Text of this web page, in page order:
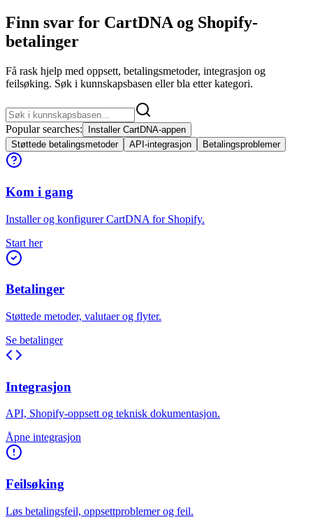
Finn svar for CartDNA og Shopify-
betalinger
Få rask hjelp med oppsett, betalingsmetoder, integrasjon og
feilsøking. Søk i kunnskapsbasen eller bla etter kategori.
Popular searches:
Installer CartDNA-appen
Støttede betalingsmetoder
API-integrasjon Betalingsproblemer
Kom i gang
Installer og konfigurer CartDNA for Shopify.
Start her
Betalinger
Støttede metoder, valutaer og flyter.
Se betalinger
Integrasjon
API, Shopify-oppsett og teknisk dokumentasjon.
Åpne integrasjon
Feilsøking
Løs betalingsfeil, oppsettproblemer og feil.